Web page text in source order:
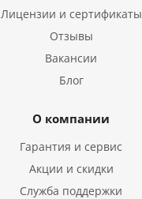
Лицензии и сертификаты
Отзывы
Вакансии
Блог
О компании
Гарантия и сервис
Акции и скидки
Служба поддержки